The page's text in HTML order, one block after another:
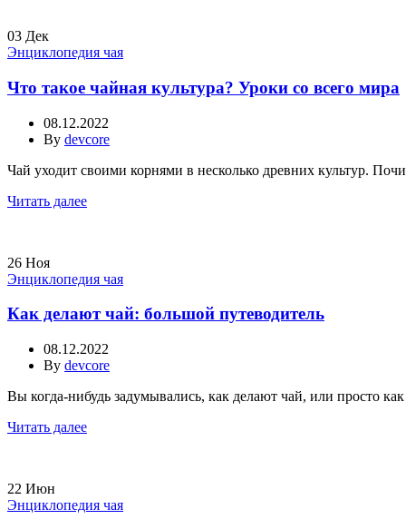
03 Дек
Энциклопедия чая
Что такое чайная культура? Уроки со всего мира
08.12.2022
By devcore
Чай уходит своими корнями в несколько древних культур.
Читать далее
26 Ноя
Энциклопедия чая
Как делают чай: большой путеводитель
08.12.2022
By devcore
Вы когда-нибудь задумывались, как делают чай, или просто
Читать далее
22 Июн
Энциклопедия чая